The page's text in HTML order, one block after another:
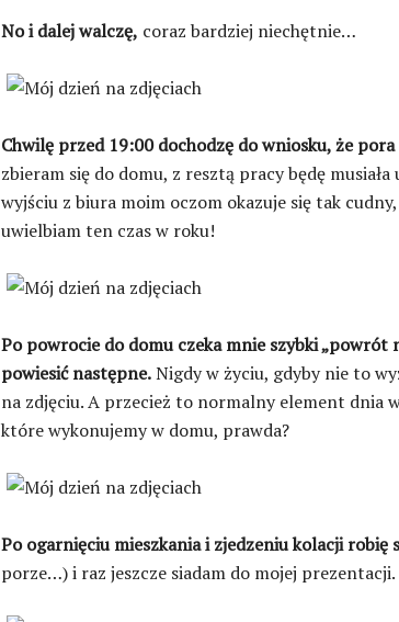
No i dalej walczę, coraz bardziej niechętnie…
Chwilę przed 19:00 dochodzę do wniosku, że
zbieram się do domu, z resztą pracy będę
wyjściu z biura moim oczom okazuje się tak
uwielbiam ten czas w roku!
Po powrocie do domu czeka mnie szybki „powrót
powiesić następne.Nigdy w życiu, gdyby nie to
na zdjęciu. A przecież to normalny element dnia
które wykonujemy w domu, prawda?
Po ogarnięciu mieszkania i zjedzeniu kolacji robię
porze…) i raz jeszcze siadam do mojej prezentacji.